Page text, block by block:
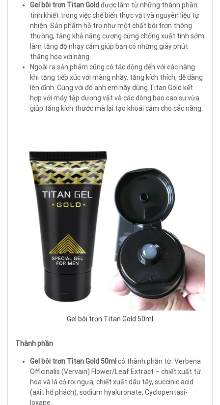
Gel bôi trơn Titan Gold được làm từ những thành phần
tinh khiết trong việc chế biến thực vật và nguyên liệu tự
nhiên. Sản phẩm hỗ trợ như một chất bôi trơn thông
thường, tăng khả năng cương cứng chống xuất tinh sớm
làm tăng độ nhạy cảm giúp bạn có những giây phút
thăng hoa với nàng.
Ngoài ra sản phẩm cũng có tác động đến với các nàng
khi tăng tiếp xúc với màng nhầy, tăng kích thích, dễ dàng
lên đỉnh. Cùng với đó anh em hãy dùng Titan Gold kết
hợp với máy tập dương vật và các dòng bao cao su vừa
giúp tăng kích thước mà lại tạo khoái cảm cho các nàng.
Gel bôi trơn Titan Gold 50ml
Thành phần
Gel bôi trơn Titan Gold 50ml có thành phần từ: Verbena
Officinalis (Vervain) Flower/Leaf Extract – chiết xuất từ
hoa và lá cỏ roi ngựa, chiết xuất dâu tây, succinic acid
(axit hổ phách), sodium hyaluronate, Cyclopentasi-
loxane.